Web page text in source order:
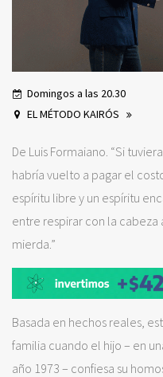
Domingos a las 20.30
EL MÉTODO KAIRÓS
De Luis Formaiano. “Si
habría vuelto a pagar el
espíritu libre y un espíritu
entre respirar con la
mierda.”
Basada en hechos reales,
familia cuando el hijo – en
año 1973 – confiesa su